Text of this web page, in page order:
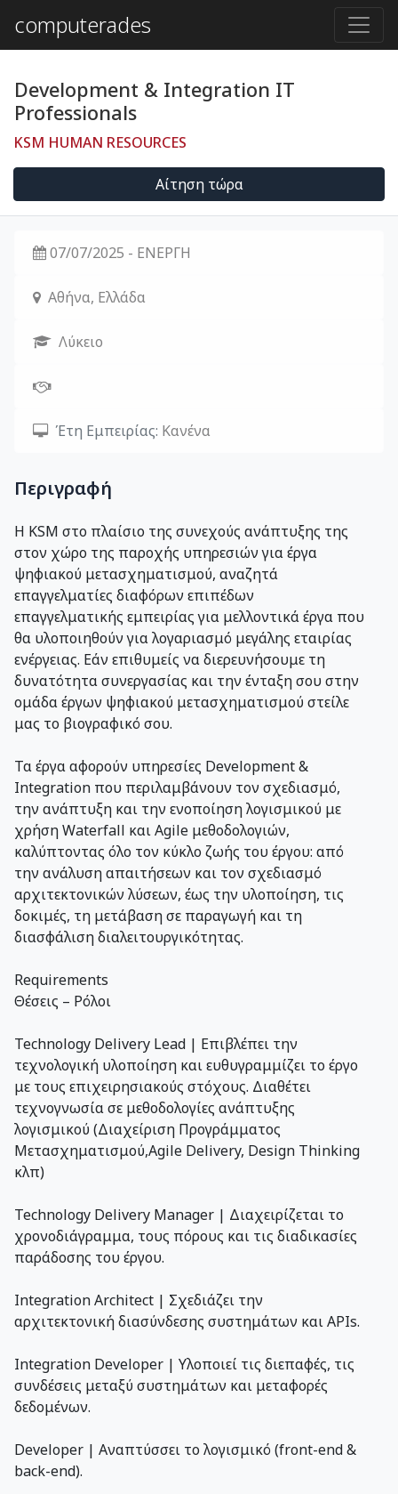
computerades
Development & Integration ΙΤ
Professionals
KSM HUMAN RESOURCES
Αίτηση τώρα
07/07/2025 - ΕΝΕΡΓΗ
Αθήνα, Ελλάδα
Λύκειο
Έτη Εμπειρίας: Κανένα
Περιγραφή
Η KSM στο πλαίσιο της συνεχούς ανάπτυξης της
στον χώρο της παροχής υπηρεσιών για έργα
ψηφιακού μετασχηματισμού, αναζητά
επαγγελματίες διαφόρων επιπέδων
επαγγελματικής εμπειρίας για μελλοντικά έργα που
θα υλοποιηθούν για λογαριασμό μεγάλης εταιρίας
ενέργειας. Εάν επιθυμείς να διερευνήσουμε τη
δυνατότητα συνεργασίας και την ένταξη σου στην
ομάδα έργων ψηφιακού μετασχηματισμού στείλε
μας το βιογραφικό σου.
Τα έργα αφορούν υπηρεσίες Development &
Integration που περιλαμβάνουν τον σχεδιασμό,
την ανάπτυξη και την ενοποίηση λογισμικού με
χρήση Waterfall και Agile μεθοδολογιών,
καλύπτοντας όλο τον κύκλο ζωής του έργου: από
την ανάλυση απαιτήσεων και τον σχεδιασμό
αρχιτεκτονικών λύσεων, έως την υλοποίηση, τις
δοκιμές, τη μετάβαση σε παραγωγή και τη
διασφάλιση διαλειτουργικότητας.
Requirements
Θέσεις – Ρόλοι
Technology Delivery Lead | Επιβλέπει την
τεχνολογική υλοποίηση και ευθυγραμμίζει το έργο
με τους επιχειρησιακούς στόχους. Διαθέτει
τεχνογνωσία σε μεθοδολογίες ανάπτυξης
λογισμικού (Διαχείριση Προγράμματος
Μετασχηματισμού,Agile Delivery, Design Thinking
κλπ)
Technology Delivery Manager | Διαχειρίζεται το
χρονοδιάγραμμα, τους πόρους και τις διαδικασίες
παράδοσης του έργου.
Integration Architect | Σχεδιάζει την
αρχιτεκτονική διασύνδεσης συστημάτων και APIs.
Integration Developer | Υλοποιεί τις διεπαφές, τις
συνδέσεις μεταξύ συστημάτων και μεταφορές
δεδομένων.
Developer | Αναπτύσσει το λογισμικό (front-end &
back-end).